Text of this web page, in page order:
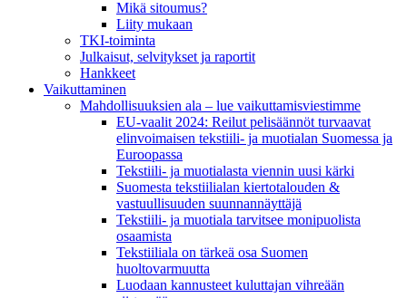
Mikä sitoumus?
Liity mukaan
TKI-toiminta
Julkaisut, selvitykset ja raportit
Hankkeet
Vaikuttaminen
Mahdollisuuksien ala – lue vaikuttamis­viestimme
EU-vaalit 2024: Reilut pelisäännöt turvaavat
elinvoimaisen tekstiili- ja muotialan Suomessa ja
Euroopassa
Tekstiili- ja muotialasta viennin uusi kärki
Suomesta tekstiilialan kiertotalouden &
vastuullisuuden suunnannäyttäjä
Tekstiili- ja muotiala tarvitsee monipuolista
osaamista
Tekstiiliala on tärkeä osa Suomen
huoltovarmuutta
Luodaan kannusteet kuluttajan vihreään